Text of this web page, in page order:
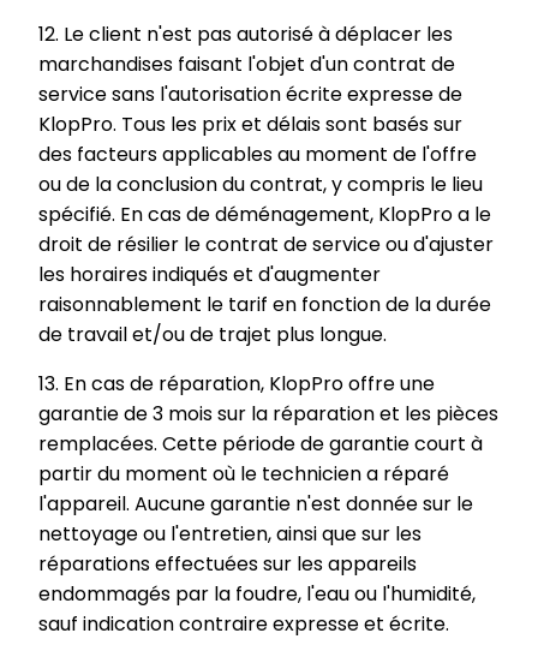
12. Le client n'est pas autorisé à déplacer les
marchandises faisant l'objet d'un contrat de
service sans l'autorisation écrite expresse de
KlopPro. Tous les prix et délais sont basés sur
des facteurs applicables au moment de l'offre
ou de la conclusion du contrat, y compris le lieu
spécifié. En cas de déménagement, KlopPro a le
droit de résilier le contrat de service ou d'ajuster
les horaires indiqués et d'augmenter
raisonnablement le tarif en fonction de la durée
de travail et/ou de trajet plus longue.
13. En cas de réparation, KlopPro offre une
garantie de 3 mois sur la réparation et les pièces
remplacées. Cette période de garantie court à
partir du moment où le technicien a réparé
l'appareil. Aucune garantie n'est donnée sur le
nettoyage ou l'entretien, ainsi que sur les
réparations effectuées sur les appareils
endommagés par la foudre, l'eau ou l'humidité,
sauf indication contraire expresse et écrite.